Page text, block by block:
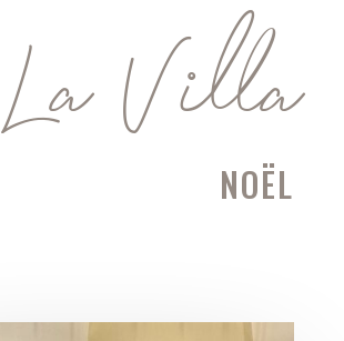
La Villa
NOËL